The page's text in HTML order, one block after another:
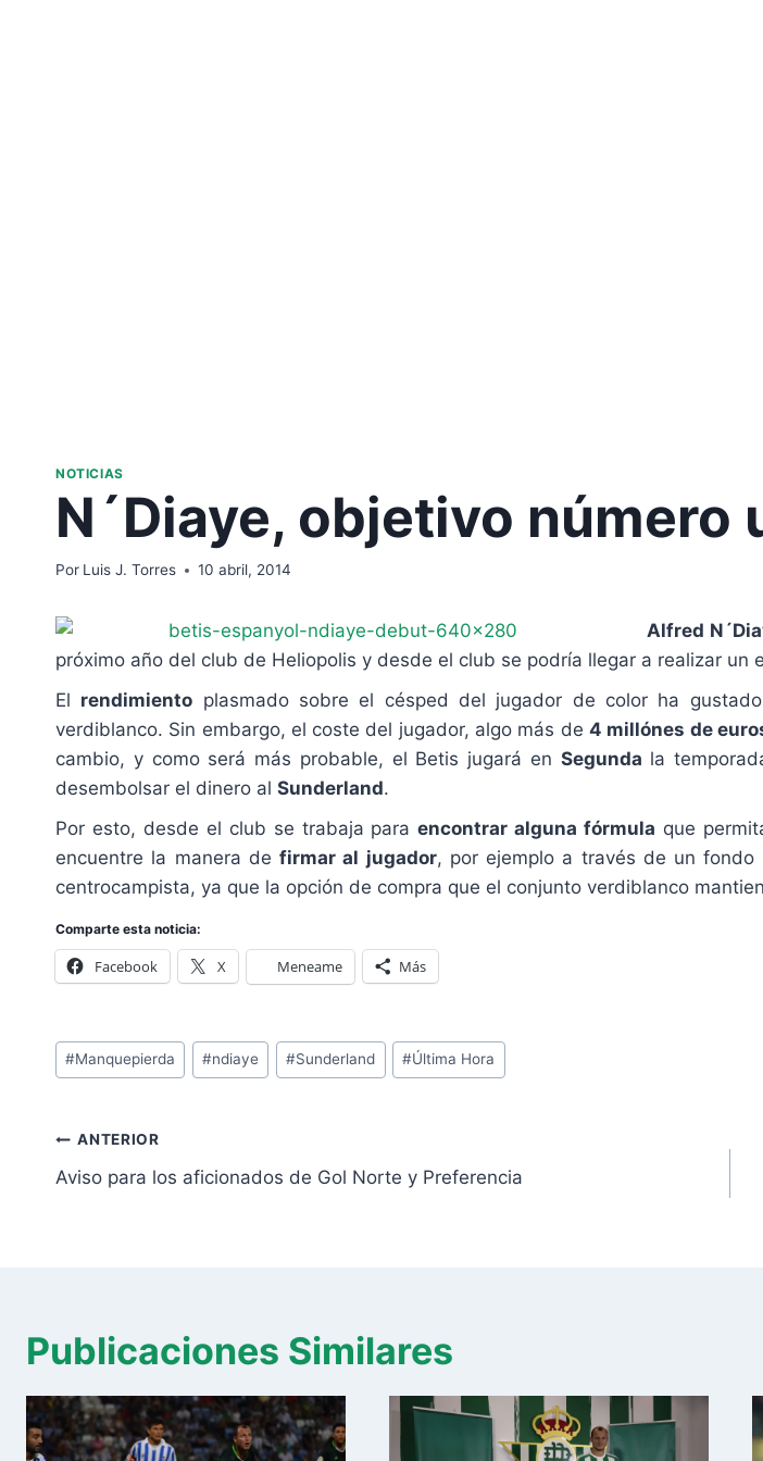
NOTICIAS
N´Diaye, objetivo número
Por Luis J. Torres 10 abril, 2014
Alfred
próximo año del club de Heliopolis y desde el club se podría llegar a realizar
El rendimiento plasmado sobre el césped del jugador de color ha
verdiblanco. Sin embargo, el coste del jugador, algo más de 4 millónes de
cambio, y como será más probable, el Betis jugará en Segunda la
desembolsar el dinero al Sunderland.
Por esto, desde el club se trabaja paraencontrar alguna fórmula que
encuentre la manera de firmar al jugador, por ejemplo a través de un
centrocampista, ya que la opción de compra que el conjunto verdiblanco
Comparte esta noticia:
Facebook X Meneame Más
Etiquetas
de
entrada:
#Manquepierda #ndiaye #Sunderland #Última Hora
Navegación
de
ANTERIOR
Aviso para los aficionados de Gol Norte y Preferencia
Publicaciones Similares